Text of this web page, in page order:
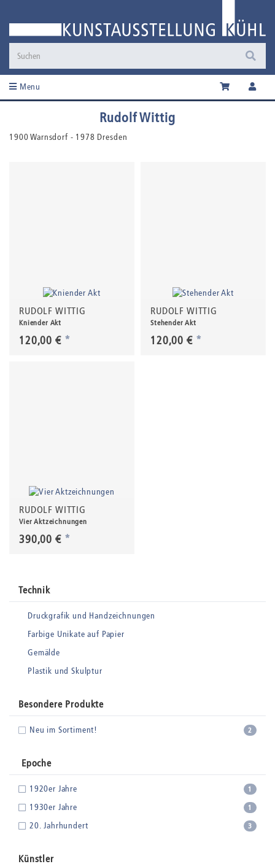
Menu
Rudolf Wittig
1900 Warnsdorf - 1978 Dresden
RUDOLF WITTIG
Kniender Akt
120,00 € *
RUDOLF WITTIG
Stehender Akt
120,00 € *
RUDOLF WITTIG
Vier Aktzeichnungen
390,00 € *
Technik
Druckgrafik und Handzeichnungen
Farbige Unikate auf Papier
Gemälde
Plastik und Skulptur
Besondere Produkte
2
Neu im Sortiment!
Epoche
1
1920er Jahre
1
1930er Jahre
3
20. Jahrhundert
Künstler